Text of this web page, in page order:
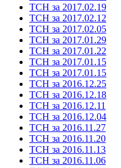
ТСН за 2017.02.19
ТСН за 2017.02.12
ТСН за 2017.02.05
ТСН за 2017.01.29
ТСН за 2017.01.22
ТСН за 2017.01.15
ТСН за 2017.01.15
ТСН за 2016.12.25
ТСН за 2016.12.18
ТСН за 2016.12.11
ТСН за 2016.12.04
ТСН за 2016.11.27
ТСН за 2016.11.20
ТСН за 2016.11.13
ТСН за 2016.11.06